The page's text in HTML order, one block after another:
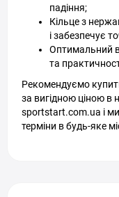
падіння;
Кільце з
і забезпечує
Оптимальний
та
Рекомендуємо
за вигідною ціною в
sportstart.com.ua і
терміни в будь-яке